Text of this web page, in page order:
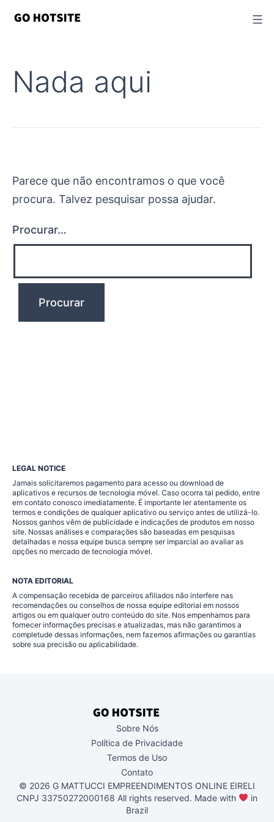
Nada aqui
Parece que não encontramos o que você
procura. Talvez pesquisar possa ajudar.
Procurar…
LEGAL NOTICE
Jamais solicitaremos pagamento para acesso ou download de
aplicativos e recursos de tecnologia móvel. Caso ocorra tal pedido, entre
em contato conosco imediatamente. É importante ler atentamente os
termos e condições de qualquer aplicativo ou serviço antes de utilizá-lo.
Nossos ganhos vêm de publicidade e indicações de produtos em nosso
site. Nossas análises e comparações são baseadas em pesquisas
detalhadas e nossa equipe busca sempre ser imparcial ao avaliar as
opções no mercado de tecnologia móvel.
NOTA EDITORIAL
A compensação recebida de parceiros afiliados não interfere nas
recomendações ou conselhos de nossa equipe editorial em nossos
artigos ou em qualquer outro conteúdo do site. Nos empenhamos para
fornecer informações precisas e atualizadas, mas não garantimos a
completude dessas informações, nem fazemos afirmações ou garantias
sobre sua precisão ou aplicabilidade.
Sobre Nós
Política de Privacidade
Termos de Uso
Contato
© 2026 G MATTUCCI EMPREENDIMENTOS ONLINE EIRELI
CNPJ 33750272000168 All rights reserved. Made with
in
Brazil